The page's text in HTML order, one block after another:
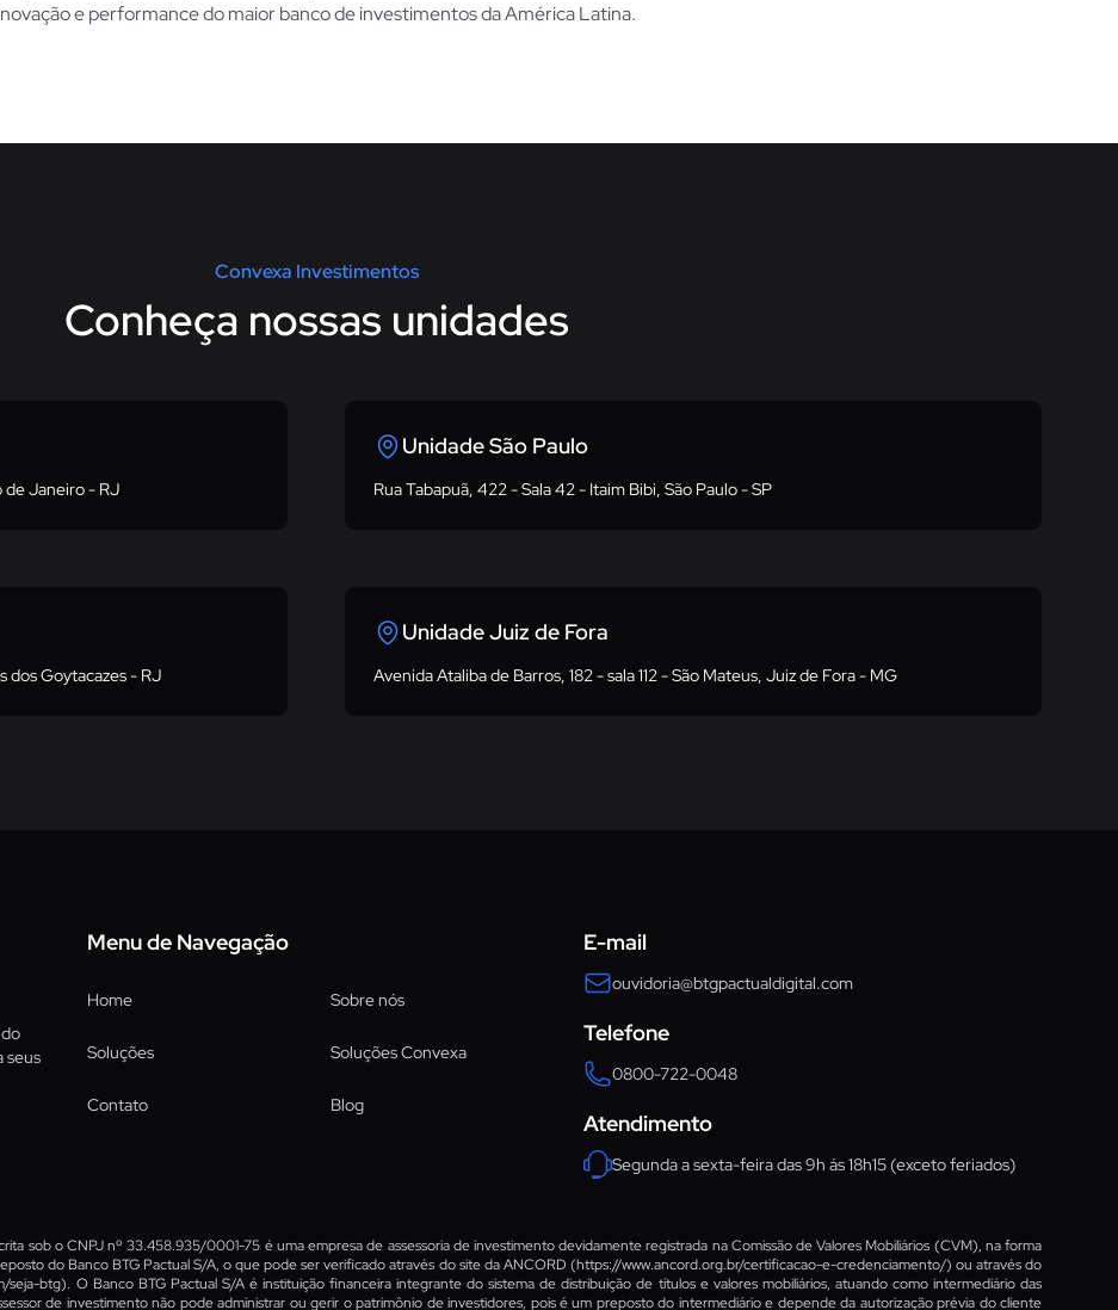
e performance do maior banco de investimentos da América Latina.
Convexa Investimentos
Conheça nossas unidades
de Janeiro - RJ
Unidade São Paulo
Rua Tabapuã, 422 - Sala 42 - Itaim Bibi, São Paulo - SP
dos Goytacazes - RJ
Unidade Juiz de Fora
Avenida Ataliba de Barros, 182 - sala 112 - São Mateus, Juiz de Fora - MG
seus
Menu de Navegação
Home Sobre nós
Soluções Soluções Convexa
Contato Blog
Ouvidoria
E-mail
ouvidoria@btgpactualdigital.com
Telefone
0800-722-0048
Atendimento
Segunda a sexta-feira das 9h ás 18h15 (exceto feriados)
sob o CNPJ nº 33.458.935/0001-75 é uma empresa de assessoria de investimento devidamente registrada na Comissão de Valores Mobiliários (CVM), na forma
do Banco BTG Pactual S/A, o que pode ser verificado através do site da ANCORD (https://www.ancord.org.br/certificacao-e-credenciamento/) ou através do
seja-btg). O Banco BTG Pactual S/A é instituição financeira integrante do sistema de distribuição de títulos e valores mobiliários, atuando como intermediário das
de investimento não pode administrar ou gerir o patrimônio de investidores, pois é um preposto do intermediário e depende da autorização prévia do cliente